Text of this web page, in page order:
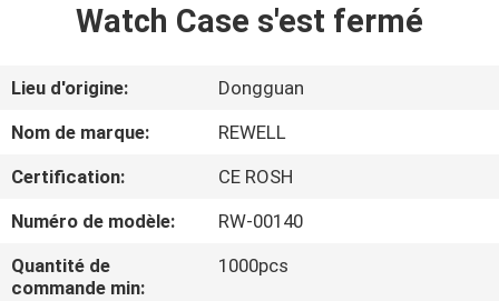
SUJET
DE
NOUS
VISITE
D'USINE
Watch Case s'est fermé
Lieu d'origine:
Dongguan
Nom de marque:
REWELL
Certification:
CE ROSH
Numéro de modèle:
RW-00140
Quantité de
commande min:
1000pcs